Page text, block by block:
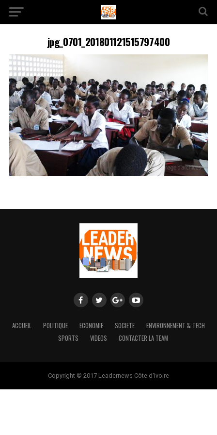
jpg_0701_201801121515797400
ACCUEIL POLITIQUE ECONOMIE SOCIETE
ENVIRONNEMENT & TECH
SPORTS
VIDEOS CONTACTER LA TEAM
Copyright © 2017 Leadernews Côte d'Ivoire